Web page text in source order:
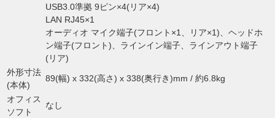
USB3.0準拠 9ピン×4(リア×4)
LAN RJ45×1
オーディオ マイク端子(フロント×1、リア×1)、ヘッドホ
ン端子(フロント)、ラインイン端子、ラインアウト端子
(リア)
外形寸法
(本体)
89(幅) x 332(高さ) x 338(奥行き)mm / 約6.8kg
オフィス
ソフト
なし